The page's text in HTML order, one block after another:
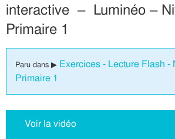
interactive – Luminéo –
Primaire 1
Paru dans ▶ Exercices - Lecture Flash -
Primaire 1
Voir la vidéo